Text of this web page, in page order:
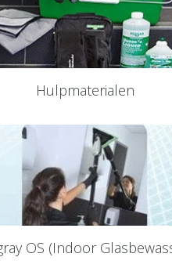
Hulpmaterialen
OS (Indoor